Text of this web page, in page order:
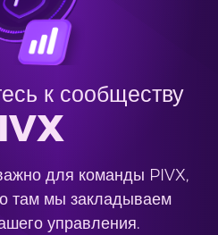
к сообществу
для команды PIVX,
там мы закладываем
управления.